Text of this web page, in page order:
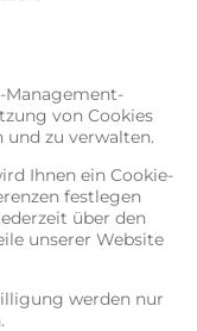
Management-
von Cookies
und zu verwalten.
Ihnen ein Cookie-
festlegen
über den
unserer Website
werden nur